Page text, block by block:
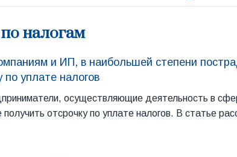
налогам
и ИП, в наибольшей степени
по уплате налогов
осуществляющие деятельность в
отсрочку по уплате налогов. В статье